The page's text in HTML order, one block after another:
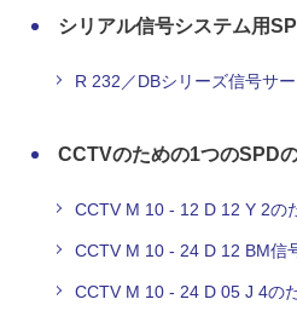
シリアル信号システム用
R 232／DBシリーズ信号サ
CCTVのための1つのSPD
CCTV M 10 - 12 D 12 Y 2の
CCTV M 10 - 24 D 12 BM信
CCTV M 10 - 24 D 05 J 4の